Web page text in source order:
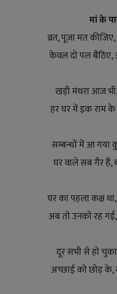
मां के
व्रत, पूजा मत
केवल दो पल बैठिए,
खड़ी मंथरा आज
हर घर में इक राम के
सम्बन्धों में आ गया
घर वाले सब गैर हैं,
घर का पहला कक्ष
अब तो उनको रह
दूर सभी से हो
अच्छाई को छोड़ के,